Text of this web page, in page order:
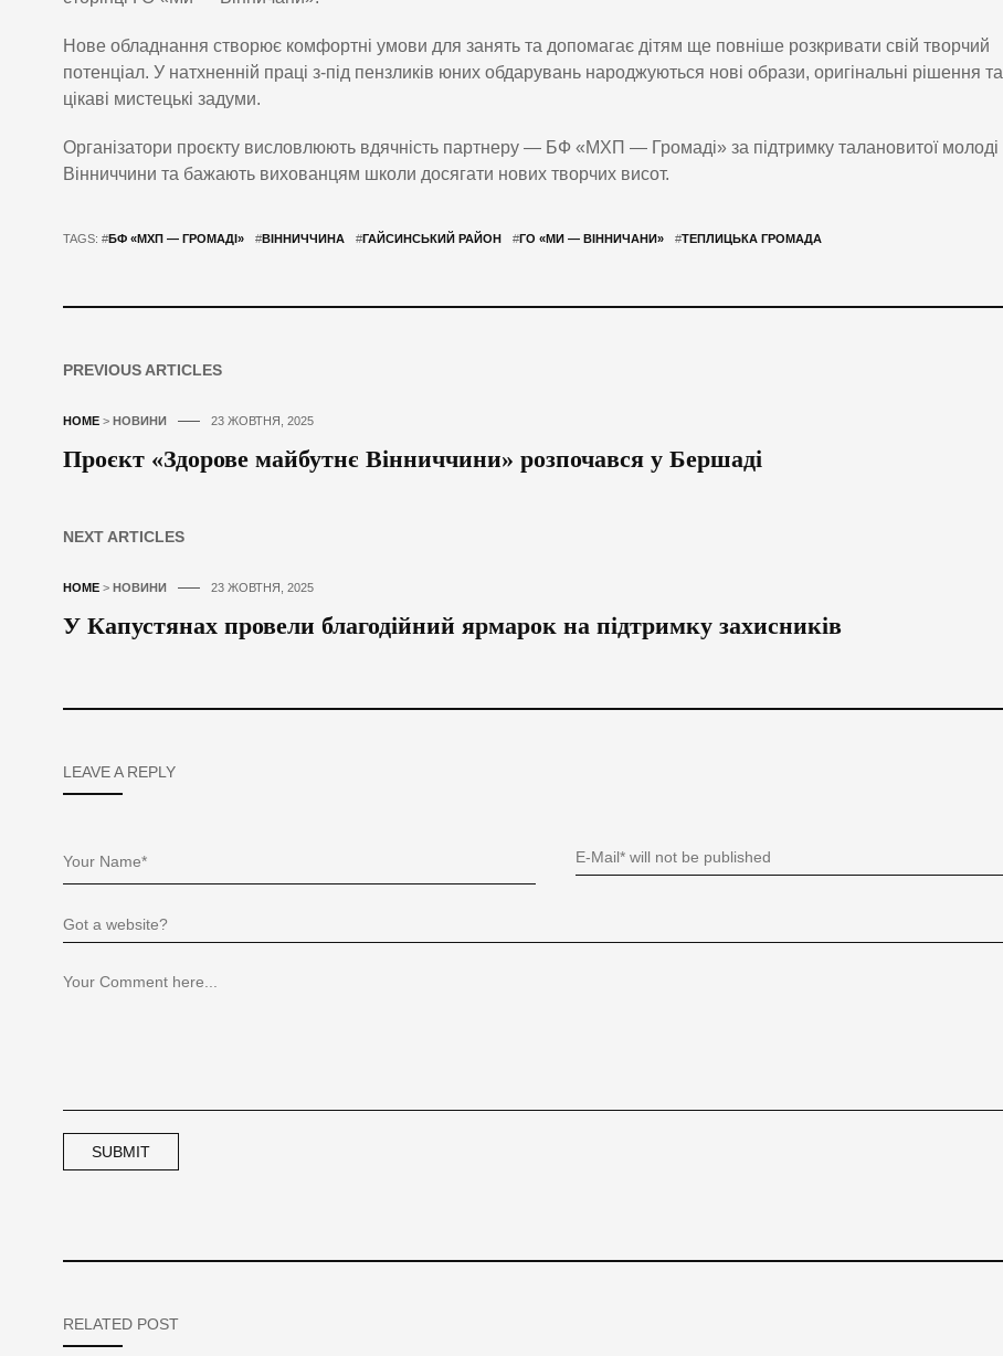
Нове обладнання створює комфортні умови для занять та допомагає дітям ще повніше розкривати свій творчий
потенціал. У натхненній праці з-під пензликів юних обдарувань народжуються нові образи, оригінальні рішення та
цікаві мистецькі задуми.
Організатори проєкту висловлюють вдячність партнеру — БФ «МХП — Громаді» за підтримку талановитої молоді
Вінниччини та бажають вихованцям школи досягати нових творчих висот.
TAGS: #БФ «МХП — ГРОМАДІ» #ВІННИЧЧИНА #ГАЙСИНСЬКИЙ РАЙОН #ГО «МИ — ВІННИЧАНИ» #ТЕПЛИЦЬКА ГРОМАДА
PREVIOUS ARTICLES
HOME > НОВИНИ 23 ЖОВТНЯ, 2025
Проєкт «Здорове майбутнє Вінниччини» розпочався у Бершаді
NEXT ARTICLES
HOME > НОВИНИ 23 ЖОВТНЯ, 2025
У Капустянах провели благодійний ярмарок на підтримку захисників
LEAVE A REPLY
RELATED POST